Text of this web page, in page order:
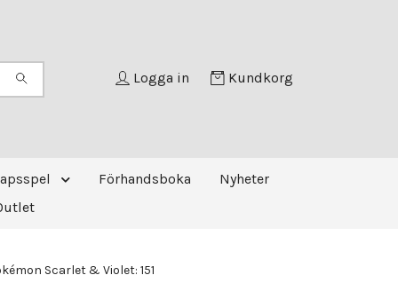
Logga in Kundkorg
Förhandsboka
Nyheter
Scarlet & Violet: 151